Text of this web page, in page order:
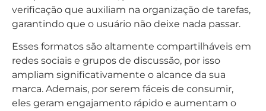
verificação que auxiliam na organização de tarefas,
garantindo que o usuário não deixe nada passar.
Esses formatos são altamente compartilháveis em
redes sociais e grupos de discussão, por isso
ampliam significativamente o alcance da sua
marca. Ademais, por serem fáceis de consumir,
eles geram engajamento rápido e aumentam o